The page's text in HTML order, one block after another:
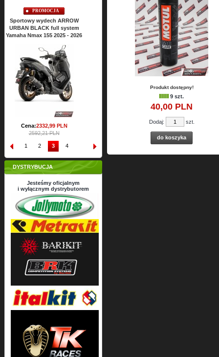
PROMOCJA
Sportowy wydech ARROW
URBAN BLACK full system
Yamaha Nmax 125 2025 - 2026
Cena:2428,22PLN
2698,02 PLN
PROMOCJA
Sportowy wydech ARROW
URBAN BLACK full system
Yamaha Xmax 125 2025 - 2026
Cena:2428, 22PLN
2698,02 PLN
1 2 3 4
DYSTRYBUCJA
Jesteśmy oficjalnym
i wyłącznym dystrybutorem
Produkt dostępny!
9 szt.
40,00 PLN
Dodaj: szt.
do koszyka